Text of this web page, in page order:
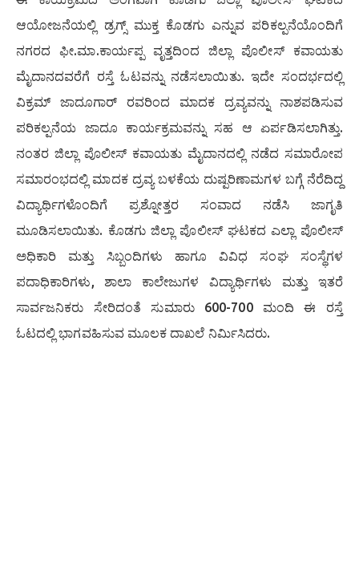
ಆಯೋಜನೆಯಲ್ಲಿ ಡ್ರಗ್ಸ್ ಮುಕ್ತ ಕೊಡಗು ಎನ್ನುವ ಪರಿಕಲ್ಪನೆಯೊಂದಿಗೆ
ನಗರದ ಫೀ.ಮಾ.ಕಾರ್ಯಪ್ಪ ವೃತ್ತದಿಂದ ಜಿಲ್ಲಾ ಪೊಲೀಸ್ ಕವಾಯತು
ಮೈದಾನದವರೆಗೆ ರಸ್ತೆ ಓಟವನ್ನು ನಡೆಸಲಾಯಿತು. ಇದೇ ಸಂದರ್ಭದಲ್ಲಿ
ವಿಕ್ರಮ್ ಜಾದೂಗಾರ್ ರವರಿಂದ ಮಾದಕ ದ್ರವ್ಯವನ್ನು ನಾಶಪಡಿಸುವ
ಪರಿಕಲ್ಪನೆಯ ಜಾದೂ ಕಾರ್ಯಕ್ರಮವನ್ನು ಸಹ ಆ ಏರ್ಪಡಿಸಲಾಗಿತ್ತು.
ನಂತರ ಜಿಲ್ಲಾ ಪೊಲೀಸ್ ಕವಾಯತು ಮೈದಾನದಲ್ಲಿ ನಡೆದ ಸಮಾರೋಪ
ಸಮಾರಂಭದಲ್ಲಿ ಮಾದಕ ದ್ರವ್ಯ ಬಳಕೆಯ ದುಷ್ಪರಿಣಾಮಗಳ ಬಗ್ಗೆ ನೆರೆದಿದ್ದ
ವಿದ್ಯಾರ್ಥಿಗಳೊಂದಿಗೆ ಪ್ರಶ್ನೋತ್ತರ ಸಂವಾದ ನಡೆಸಿ ಜಾಗೃತಿ
ಮೂಡಿಸಲಾಯಿತು. ಕೊಡಗು ಜಿಲ್ಲಾ ಪೊಲೀಸ್ ಘಟಕದ ಎಲ್ಲಾ ಪೊಲೀಸ್
ಅಧಿಕಾರಿ ಮತ್ತು ಸಿಬ್ಬಂದಿಗಳು ಹಾಗೂ ವಿವಿಧ ಸಂಘ ಸಂಸ್ಥೆಗಳ
ಪದಾಧಿಕಾರಿಗಳು, ಶಾಲಾ ಕಾಲೇಜುಗಳ ವಿದ್ಯಾರ್ಥಿಗಳು ಮತ್ತು ಇತರೆ
ಸಾರ್ವಜನಿಕರು ಸೇರಿದಂತೆ ಸುಮಾರು 600-700 ಮಂದಿ ಈ ರಸ್ತೆ
ಓಟದಲ್ಲಿ ಭಾಗವಹಿಸುವ ಮೂಲಕ ದಾಖಲೆ ನಿರ್ಮಿಸಿದರು.